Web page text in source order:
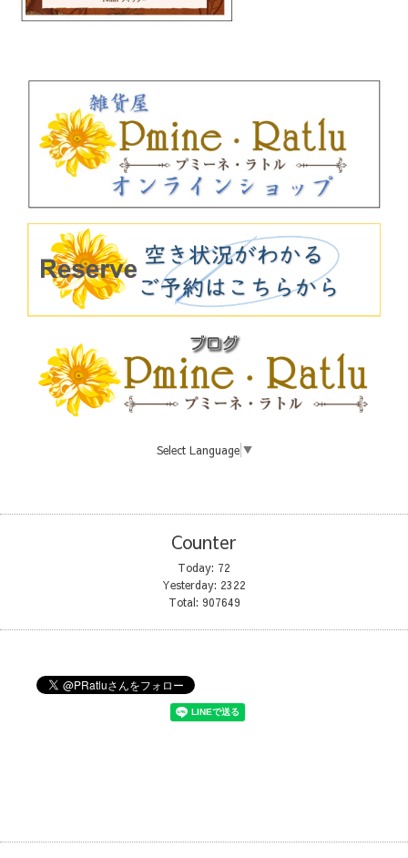
Select Language ▼
Counter
Today: 72
Yesterday: 2322
Total: 907649